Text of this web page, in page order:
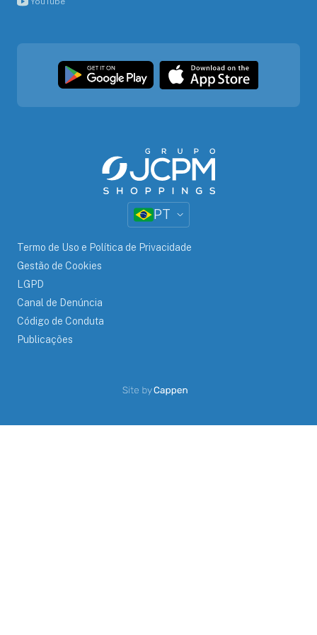
PT
Termo de Uso e Política de Privacidade
Gestão de Cookies
LGPD
Canal de Denúncia
Código de Conduta
Publicações